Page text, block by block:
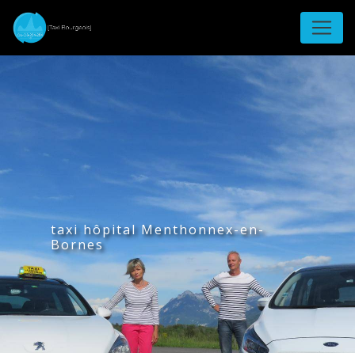
taxi hôpital Menthonnex-en-
Bornes
Panneau de gestion des cookies